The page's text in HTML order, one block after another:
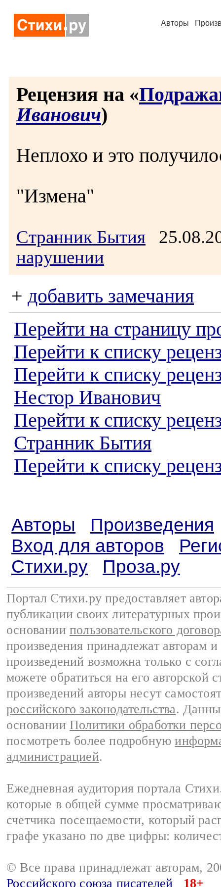
Авторы
Рецензия на «
Иванович)
Неплохо и это
"Измена"
Странник Бытия
нарушении
+ добавить замечания
Перейти на страницу
Перейти к списку
Перейти к списку
Нестор Иванович
Перейти к списку
Странник Бытия
Перейти к списку
Авторы
Произведения
Вход для авторов
Стихи.ру
Проза.ру
Портал Стихи.ру предоставляет
публикации своих литературных
основании пользовательского
произведения принадлежат авторам
произведений возможна только с
можете обратиться на его авторской
произведений авторы несут
российского законодательства.
основании Политики обработки
посмотреть более подробную
администрацией.
Ежедневная аудитория портала
которые в общей сумме
счетчика посещаемости, который
графе указано по две цифры:
© Все права принадлежат авторам,
Российского союза писателей
18+